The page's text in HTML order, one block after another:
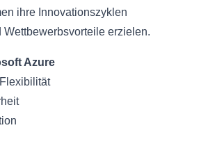
ihre Innovationszyklen
Wettbewerbsvorteile erzielen.
Azure